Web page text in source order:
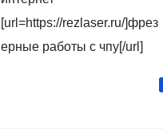
[url=https://rezlaser.ru/]фрез
ерные работы с чпу[/url]